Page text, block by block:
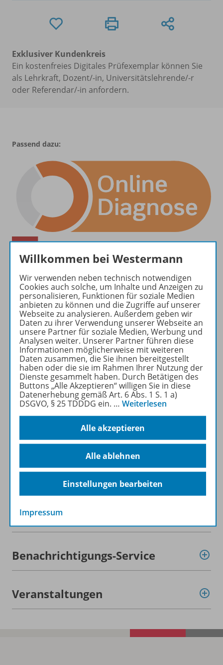
Exklusiver Kundenkreis
Ein kostenfreies Digitales Prüfexemplar können Sie
als Lehrkraft, Dozent/-in, Universitätslehrende/-r
oder Referendar/-in anfordern.
Passend dazu:
Produktinformationen
Zugehörige Produkte
Teilvorabdruck
Digitale Unterrichtsmaterialien
Benachrichtigungs-Service
Veranstaltungen
Willkommen bei Westermann
Wir verwenden neben technisch notwendigen
Cookies auch solche, um Inhalte und Anzeigen zu
personalisieren, Funktionen für soziale Medien
anbieten zu können und die Zugriffe auf unserer
Webseite zu analysieren. Außerdem geben wir
Daten zu ihrer Verwendung unserer Webseite an
unsere Partner für soziale Medien, Werbung und
Analysen weiter. Unserer Partner führen diese
Informationen möglicherweise mit weiteren
Daten zusammen, die Sie ihnen bereitgestellt
haben oder die sie im Rahmen Ihrer Nutzung der
Dienste gesammelt haben. Durch Betätigen des
Buttons „Alle Akzeptieren“ willigen Sie in diese
Datenerhebung gemäß Art. 6 Abs. 1 S. 1 a)
DSGVO, § 25 TDDDG ein. … Weiterlesen
Alle akzeptieren
Alle ablehnen
Einstellungen bearbeiten
Impressum